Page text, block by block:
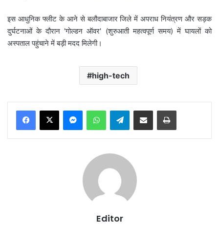
​इस आधुनिक फ्लीट के आने से बलौदाबाजार जिले में अपराध नियंत्रण और सड़क
दुर्घटनाओं के दौरान 'गोल्डन ऑवर' (शुरुआती महत्वपूर्ण समय) में घायलों को
अस्पताल पहुंचाने में बड़ी मदद मिलेगी।
high-tech
MessengerWhatsAppTelegramShare via Email Print
Editor